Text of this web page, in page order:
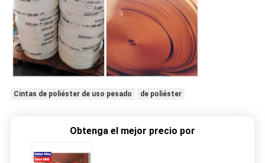
Cintas de poliéster de uso pesado de poliéster
Obtenga el mejor precio por